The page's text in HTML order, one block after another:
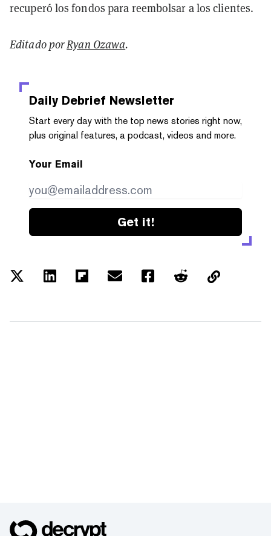
recuperó los fondos para reembolsar a los clientes.
Editado porRyan Ozawa.
Daily Debrief Newsletter
Start every day with the top news stories right now,
plus original features, a podcast, videos and more.
Your Email
Get it!